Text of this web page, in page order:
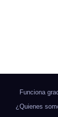
Funciona
¿Quienes